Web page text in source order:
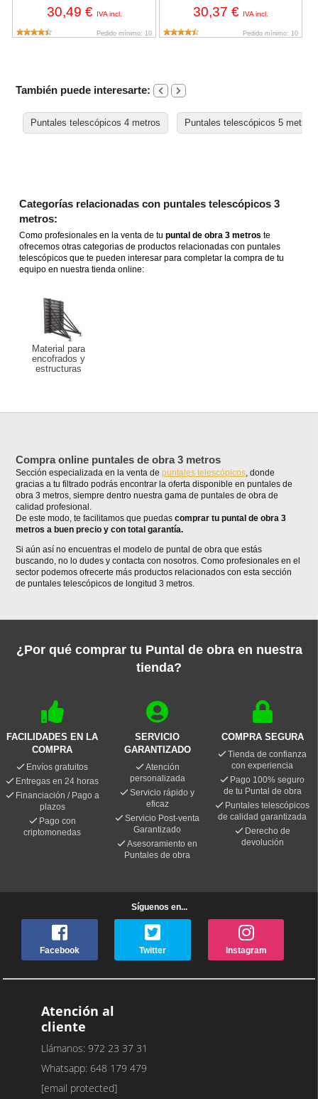
30,49 € IVA incl.
Pedido mínimo: 10
30,37 € IVA incl.
Pedido mínimo: 10
También puede interesarte:
Puntales telescópicos 4 metros Puntales telescópicos 5 metros
Categorías relacionadas con puntales telescópicos 3
metros:
Como profesionales en la venta de tupuntal de obra 3 metros te
ofrecemos otras categorias de productos relacionadas con puntales
telescópicos que te pueden interesar para completar la compra de tu
equipo en nuestra tienda online:
Material para
encofrados y
estructuras
Compra online puntales de obra 3 metros
Sección especializada en la venta depuntales telescópicos, donde
gracias a tu filtrado podrás encontrar la oferta disponible en puntales de
obra 3 metros, siempre dentro nuestra gama de puntales de obra de
calidad profesional.
De este modo, te facilitamos que puedascomprar tu puntal de obra 3
metros a buen precio y con total garantía.
Si aún así no encuentras el modelo de puntal de obra que estás
buscando, no lo dudes y contacta con nosotros. Como profesionales en el
sector podemos ofrecerte más productos relacionados con esta sección
de puntales telescópicos de longitud 3 metros.
¿Por qué comprar tu Puntal de obra en nuestra
tienda?
FACILIDADES EN LA
COMPRA
Envíos gratuitos
Entregas en 24 horas
Financiación / Pago a
plazos
Pago con
criptomonedas
SERVICIO
GARANTIZADO
Atención
personalizada
Servicio rápido y
eficaz
Servicio Post-venta
Garantizado
Asesoramiento en
Puntales de obra
COMPRA SEGURA
Tienda de confianza
con experiencia
Pago 100% seguro
de tu Puntal de obra
Puntales telescópicos
de calidad garantizada
Derecho de
devolución
Síguenos en...
Facebook Twitter Instagram
Atención al
cliente
Llámanos: 972 23 37 31
Whatsapp: 648 179 479
[email protected]